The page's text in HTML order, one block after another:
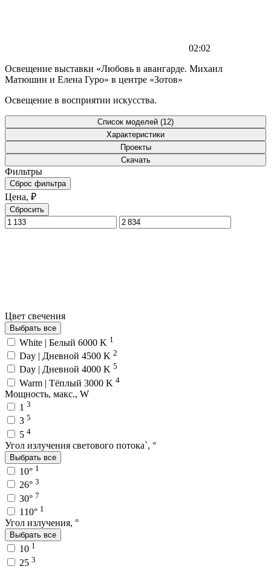
02:02
Освещение выставки «Любовь в авангарде. Михаил
Матюшин и Елена Гуро» в центре «Зотов»
Освещение в восприятии искусства.
Список моделей (12)
Характеристики
Проекты
Скачать
Фильтры
Сброс фильтра
Цена, ₽
Сбросить
Цвет свечения
Выбрать все
White | Белый 6000 K 1
Day | Дневной 4500 K 2
Day | Дневной 4000 K 5
Warm | Тёплый 3000 K 4
Мощность, макс., W
1 3
3 5
5 4
Угол излучения светового потока`, °
Выбрать все
10° 1
26° 3
30° 7
110° 1
Угол излучения, °
Выбрать все
10 1
25 3